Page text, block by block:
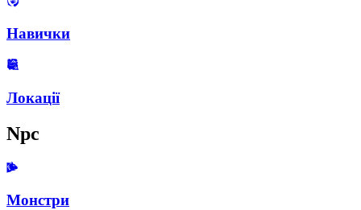
Навички
Локації
Npc
Монстри